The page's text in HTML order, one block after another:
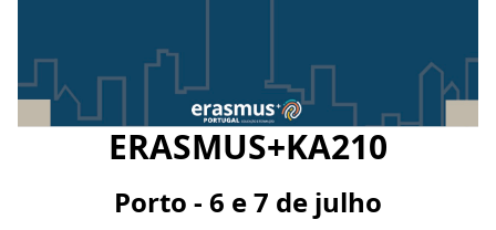
ERASMUS+KA210
Porto - 6 e 7 de julho